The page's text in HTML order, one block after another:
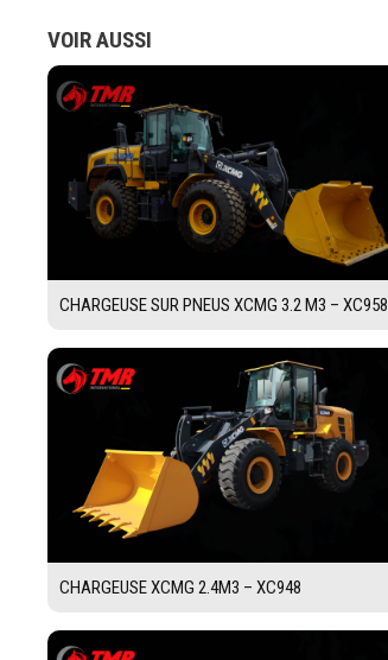
VOIR AUSSI
CHARGEUSE SUR PNEUS XCMG 3.2 M3 – XC958
CHARGEUSE XCMG 2.4M3 – XC948